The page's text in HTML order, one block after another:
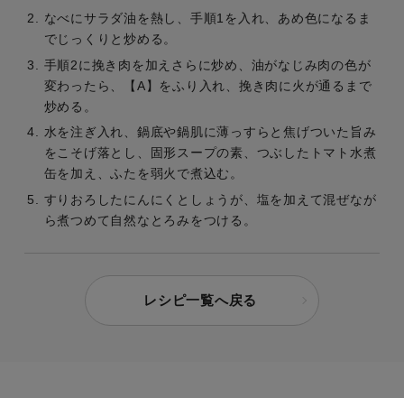
なべにサラダ油を熱し、手順1を入れ、あめ色になるま
でじっくりと炒める。
手順2に挽き肉を加えさらに炒め、油がなじみ肉の色が
変わったら、【A】をふり入れ、挽き肉に火が通るまで
炒める。
水を注ぎ入れ、鍋底や鍋肌に薄っすらと焦げついた旨み
をこそげ落とし、固形スープの素、つぶしたトマト水煮
缶を加え、ふたを弱火で煮込む。
すりおろしたにんにくとしょうが、塩を加えて混ぜなが
ら煮つめて自然なとろみをつける。
レシピ一覧へ戻る